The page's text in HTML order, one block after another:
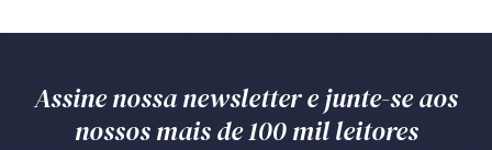
Assine nossa newsletter e junte-se aos
nossos mais de 100 mil leitores